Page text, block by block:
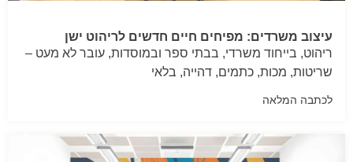
עיצוב משרדים: מפיחים חיים חדשים לריהוט ישן
ריהוט, בייחוד משרדי, בבתי ספר ובמוסדות, עובר לא מעט –
שריטות, מכות, כתמים, דהייה, בלאי
לכתבה המלאה